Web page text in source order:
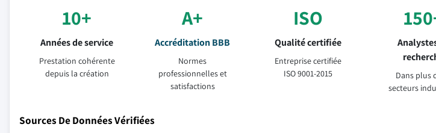
10+
Années de service
Prestation cohérente
depuis la création
A+
Accréditation BBB
Normes
professionnelles et
satisfactions
ISO
Qualité certifiée
Entreprise certifiée
ISO 9001-2015
Dans plus
secteurs
Sources De Données Vérifiées